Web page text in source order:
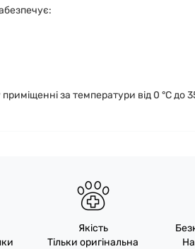
за температури від 0 °C до 35
Якість
Тільки оригінальна